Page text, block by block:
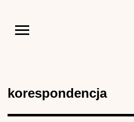
korespondencja